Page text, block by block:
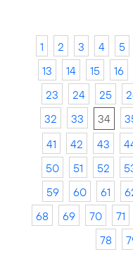
1 2 3 4 5
13
14 15 16
23
24 25
32
33 34
41
42 43
50
51 52
59
60 61
68
69 70 71
78